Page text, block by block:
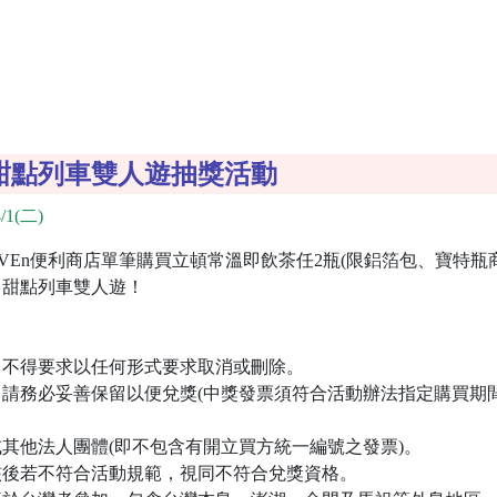
點列車雙人遊抽獎活動
1(二)
便利商店單筆購買立頓常溫即飲茶任2瓶(限鋁箔包、寶特
點列車雙人遊！
得要求以任何形式要求取消或刪除。
務必妥善保留以便兌獎(中獎發票須符合活動辦法指定購買期
他法人團體(即不包含有開立買方統一編號之發票)。
若不符合活動規範，視同不符合兌獎資格。